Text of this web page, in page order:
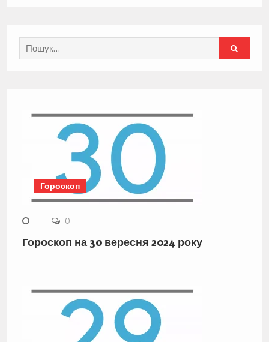
Search
for:
Гороскоп
0
Гороскоп на 30 вересня 2024 року